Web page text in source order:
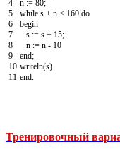
4
5
6
7
8
9
10
11
n := 80;
while s + n < 160 do
begin
s := s + 15;
n := n - 10
end;
writeln(s)
end
Тренировочный